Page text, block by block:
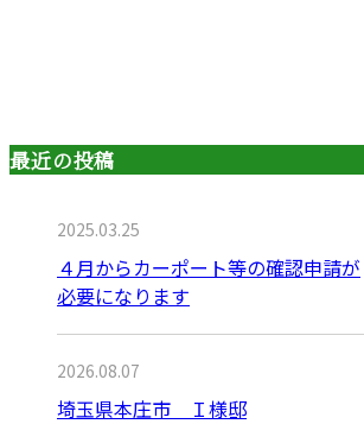
最近の投稿
2025.03.25
４月からカーポート等の確認申請が
必要になります
2026.08.07
埼玉県本庄市 Ｉ様邸